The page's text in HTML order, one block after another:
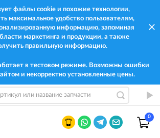
файлы cookie и похожие технологии,
максимальное удобство пользователям,
информацию, запоминая
маркетинга и продукции, а также
правильную информацию.
в тестовом режиме. Возможны ошибки
и некорректно установленные цены.
0